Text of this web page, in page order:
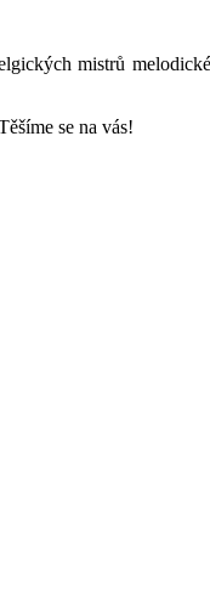
mistrů
se na vás!